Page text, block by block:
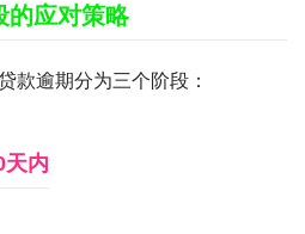
的应对策略
款逾期分为三个阶段：
天内